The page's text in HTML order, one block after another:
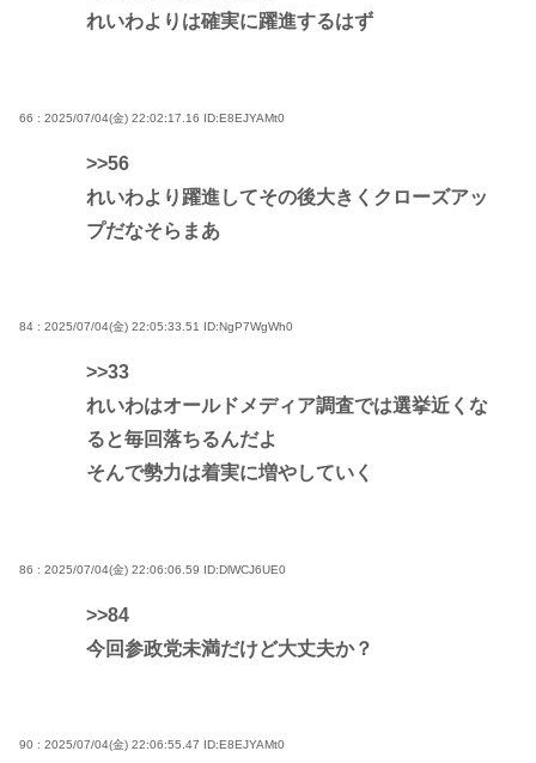
れいわよりは確実に躍進するはず
66 : 2025/07/04(金) 22:02:17.16 ID:E8EJYAMt0
>>56
れいわより躍進してその後大きくクローズアッ
プだなそらまあ
84 : 2025/07/04(金) 22:05:33.51 ID:NgP7WgWh0
>>33
れいわはオールドメディア調査では選挙近くな
ると毎回落ちるんだよ
そんで勢力は着実に増やしていく
86 : 2025/07/04(金) 22:06:06.59 ID:DlWCJ6UE0
>>84
今回参政党未満だけど大丈夫か？
90 : 2025/07/04(金) 22:06:55.47 ID:E8EJYAMt0